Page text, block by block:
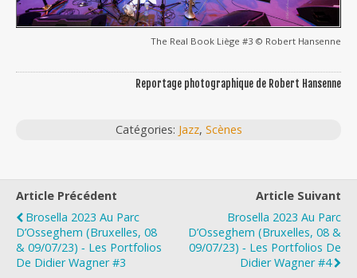
The Real Book Liège #3 © Robert Hansenne
Reportage photographique de Robert Hansenne
Catégories: Jazz, Scènes
Article Précédent
Brosella 2023 Au Parc
D’Osseghem (Bruxelles, 08
& 09/07/23) ‐ Les Portfolios
De Didier Wagner #3
Article Suivant
Brosella 2023 Au Parc
D’Osseghem (Bruxelles, 08 &
09/07/23) ‐ Les Portfolios De
Didier Wagner #4